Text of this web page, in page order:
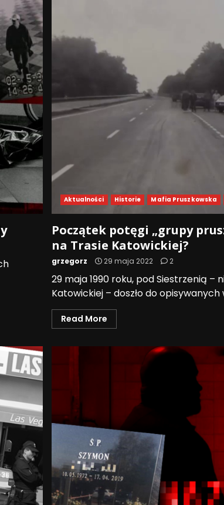
Aktualności Historie Mafia Pruszkowska
Początek potęgi „grupy
na Trasie Katowickiej?
grzegorz 29 maja 2022 2
29 maja 1990 roku, pod Siestrzenią
Katowickiej – doszło do opisywanych
Read More